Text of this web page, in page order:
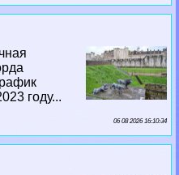
году...
06 08 2026 16:10:34